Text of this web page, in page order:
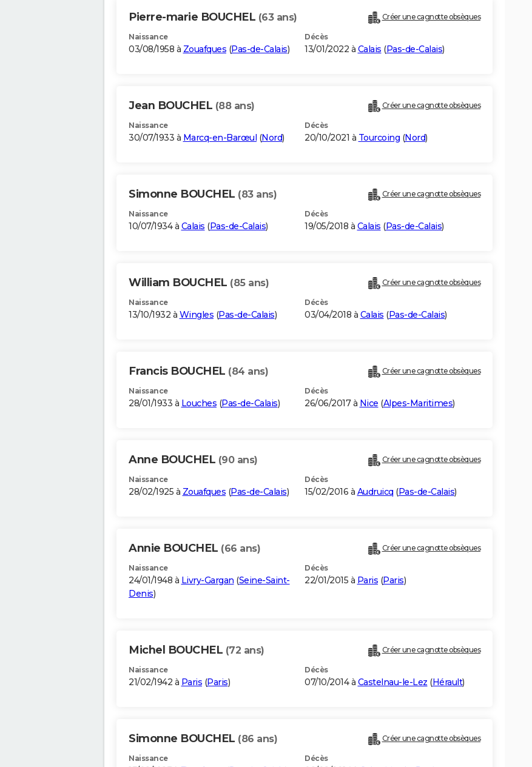
Pierre-marie BOUCHEL (63 ans) Créer une cagnotte obsèques
Naissance
03/08/1958 à Zouafques (Pas-de-Calais)
Décès
13/01/2022 à Calais (Pas-de-Calais)
Jean BOUCHEL (88 ans) Créer une cagnotte obsèques
Naissance
30/07/1933 à Marcq-en-Barœul (Nord)
Décès
20/10/2021 à Tourcoing (Nord)
Simonne BOUCHEL (83 ans) Créer une cagnotte obsèques
Naissance
10/07/1934 à Calais (Pas-de-Calais)
Décès
19/05/2018 à Calais (Pas-de-Calais)
William BOUCHEL (85 ans) Créer une cagnotte obsèques
Naissance
13/10/1932 à Wingles (Pas-de-Calais)
Décès
03/04/2018 à Calais (Pas-de-Calais)
Francis BOUCHEL (84 ans) Créer une cagnotte obsèques
Naissance
28/01/1933 à Louches (Pas-de-Calais)
Décès
26/06/2017 à Nice (Alpes-Maritimes)
Anne BOUCHEL (90 ans) Créer une cagnotte obsèques
Naissance
28/02/1925 à Zouafques (Pas-de-Calais)
Décès
15/02/2016 à Audruicq (Pas-de-Calais)
Annie BOUCHEL (66 ans) Créer une cagnotte obsèques
Naissance
24/01/1948 à Livry-Gargan (Seine-Saint-
Denis)
Décès
22/01/2015 à Paris (Paris)
Michel BOUCHEL (72 ans) Créer une cagnotte obsèques
Naissance
21/02/1942 à Paris (Paris)
Décès
07/10/2014 à Castelnau-le-Lez (Hérault)
Simonne BOUCHEL (86 ans) Créer une cagnotte obsèques
Naissance Décès